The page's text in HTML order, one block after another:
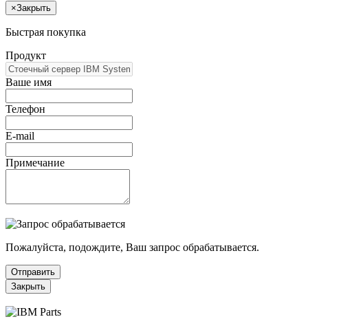
×Закрыть
Быстрая покупка
Продукт
Ваше имя
Телефон
E-mail
Примечание
Пожалуйста, подождите, Ваш запрос обрабатывается.
Отправить
Закрыть